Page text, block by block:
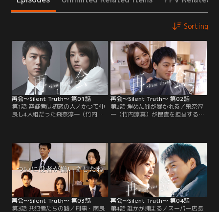
Sorting
再会～Silent Truth～ 第01話
第1話 容疑者は初恋の人／かつて仲
良し4人組だった飛奈淳一（竹内涼
に、ある事件で使用された≪拳銃≫
を小学校の桜の木の下に埋め、≪誰
にも言えない秘密≫を共有した。あ
れから23年--刑事になった淳一は、
4人組のひとり≪初恋の相手≫・万季
子と再会するのだが…。
再会～Silent Truth～ 第02話
第2話 埋めた罪が暴かれる／飛奈淳
一（竹内涼真）が捜査を担当するス
盗事件で殉職した巡査長・清原和雄
（弓削智久）の拳銃だと判明。しか
も、それは淳一が23年前、仲が良か
った同級生--今回の事件の容疑者と
して浮上した初恋の相手・岩本万季
子（井上真央）…。
再会～Silent Truth～ 第03話
第3話 共犯者たちの嘘／刑事・南良
再会～Silent Truth～ 第04話
第4話 誰かが捕まる／スーパー店長